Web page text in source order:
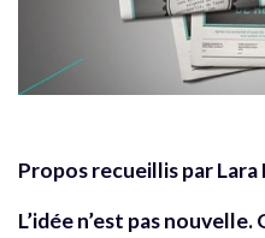
Propos recueillis par
L’idée n’est pas